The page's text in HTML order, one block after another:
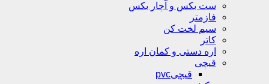
ست بکس و آچار بکس
فازمتر
سیم لخت کن
کاتر
اره دستی و کمان اره
قیچی
قیچیpvc